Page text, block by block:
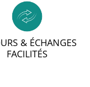
& ÉCHANGES
FACILITÉS